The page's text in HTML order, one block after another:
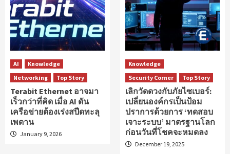
AI
Knowledge
Networking
Top Story
Terabit Ethernet อาจมา
เร็วกว่าที่คิด เมื่อ AI ดัน
เครือข่ายต้องเร่งสปีดทะลุ
เพดาน
January 9, 2026
Knowledge
Security Corner
Top Story
เลิกวัดดวงกับภัยไซเบอร์:
เปลี่ยนองค์กรเป็นป้อม
ปราการด้วยการ ‘ทดสอบ
เจาะระบบ’ มาตรฐานโลก
ก่อนวันที่โชคจะหมดลง
December 19, 2025